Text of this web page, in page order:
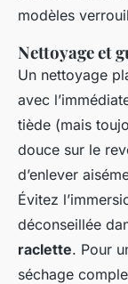
modèles
Nettoyage et
Un nettoyage
avec
tiède (mais
douce sur le
d’enlever
Évitez
déconseillée
raclette. Pour
séchage